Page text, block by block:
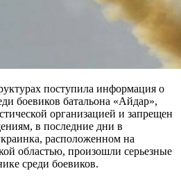
поступила информация о
боевиков батальона «Айдар»,
организацией и запрещен
в последние дни в
расположенном на
областью, произошли серьезные
среди боевиков.